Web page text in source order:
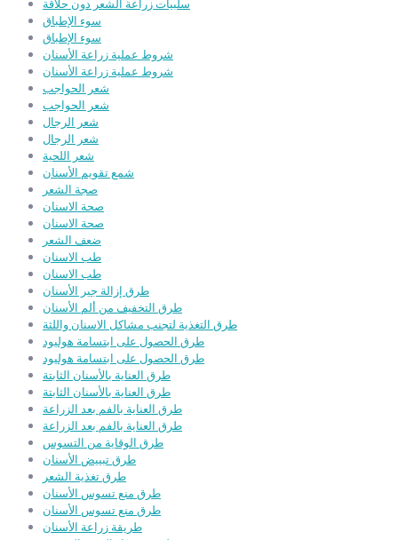
سلبيات زراعة الشعر دون حلاقة
سوء الإطباق
سوء الإطباق
شروط عملية زراعة الأسنان
شروط عملية زراعة الأسنان
شعر الحواجب
شعر الحواجب
شعر الرجال
شعر الرجال
شعر اللحية
شمع تقويم الأسنان
صجة الشعر
صحة الاسنان
صحة الاسنان
ضعف الشعر
طب الاسنان
طب الاسنان
طرق إزالة جير الأسنان
طرق التخفيف من ألم الأسنان
طرق التغذية لتجنب مشاكل الاسنان واللثة
طرق الحصول على ابتسامة هوليود
طرق الحصول على ابتسامة هوليود
طرق العناية بالأسنان الثابتة
طرق العناية بالأسنان الثابتة
طرق العناية بالفم بعد الزراعة
طرق العناية بالفم بعد الزراعة
طرق الوقاية من التسوس
طرق تبييض الأسنان
طرق تغذية الشعر
طرق منع تسوس الأسنان
طرق منع تسوس الأسنان
طريقة زراعة الأسنان